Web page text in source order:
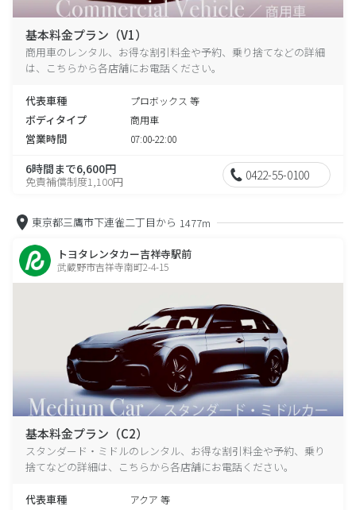
基本料金プラン（V1）
商用車のレンタル、お得な割引料金や予約、乗り捨てなどの詳細
は、こちらから各店舗にお電話ください。
代表車種 プロボックス 等
ボディタイプ 商用車
営業時間 07:00-22:00
6時間まで6,600円
免責補償制度1,100円 0422-55-0100
東京都三鷹市下連雀二丁目から 1477m
トヨタレンタカー吉祥寺駅前
武蔵野市吉祥寺南町2-4-15
基本料金プラン（C2）
スタンダード・ミドルのレンタル、お得な割引料金や予約、乗り
捨てなどの詳細は、こちらから各店舗にお電話ください。
代表車種 アクア 等